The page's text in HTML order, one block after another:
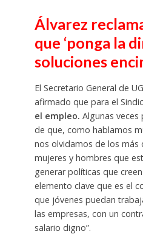
Álvarez
que ‘ponga la
soluciones
El Secretario General de
afirmado que para el
el empleo. Algunas veces
de que, como hablamos
nos olvidamos de los más
mujeres y hombres que
generar políticas que
elemento clave que es el
que jóvenes puedan
las empresas, con un
salario digno”.